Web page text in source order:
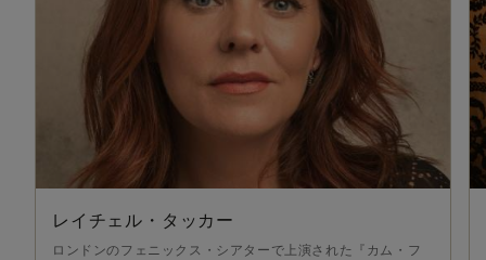
レイチェル・タッカー
ロンドンのフェニックス・シアターで上演された『カム・フ